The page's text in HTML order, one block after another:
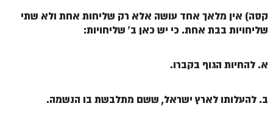
ספר הזוהר הקדוש פיקודי מתקדמים
ספר הזוהר הקדוש זוהר ויקרא השקפה
קסה) אין מלאך אחד עושה אלא רק שליחות אחת ולא שתי
שליחויות בבת אחת. כי יש כאן ב' שליחויות:
א. להחיות הגוף בקברו.
ב. להעלותו לארץ ישראל, ששם מתלבשת בו הנשמה.